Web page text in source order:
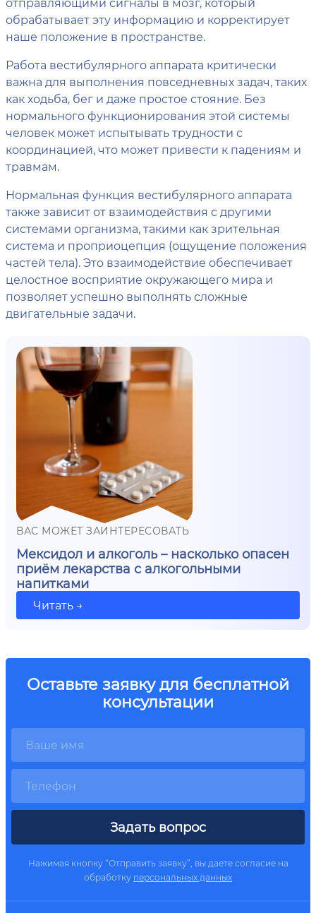
обрабатывает эту информацию и корректирует
наше положение в пространстве.
Работа вестибулярного аппарата критически
важна для выполнения повседневных задач, таких
как ходьба, бег и даже простое стояние. Без
нормального функционирования этой системы
человек может испытывать трудности с
координацией, что может привести к падениям и
травмам.
Нормальная функция вестибулярного аппарата
также зависит от взаимодействия с другими
системами организма, такими как зрительная
система и проприоцепция (ощущение положения
частей тела). Это взаимодействие обеспечивает
целостное восприятие окружающего мира и
позволяет успешно выполнять сложные
двигательные задачи.
ВАС МОЖЕТ ЗАИНТЕРЕСОВАТЬ
Мексидол и алкоголь – насколько опасен
приём лекарства с алкогольными
напитками
Читать →
Оставьте заявку для бесплатной
консультации
Задать вопрос
Нажимая кнопку “Отправить заявку”, вы даете согласие на
обработку персональных данных